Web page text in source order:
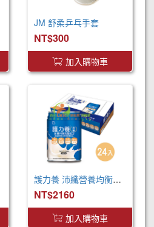
JM 舒柔乒乓手套
NT$300
加入購物車
護力養 沛纖營養均衡完整配方(250ml x24罐 x2箱)
NT$2160
加入購物車